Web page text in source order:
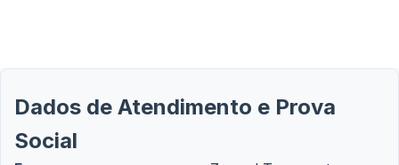
Dados de Atendimento e Prova
Social